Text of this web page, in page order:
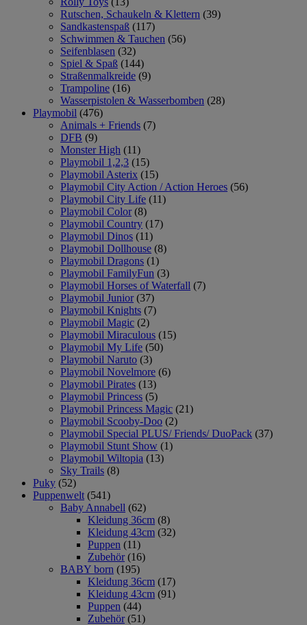
Rutschen, Schaukeln & Klettern (39)
Sandkastenspaß (117)
Schwimmen & Tauchen (56)
Seifenblasen (32)
Spiel & Spaß (144)
Straßenmalkreide (9)
Trampoline (16)
Wasserpistolen & Wasserbomben (28)
Playmobil (476)
Animals + Friends (7)
DFB (9)
Monster High (11)
Playmobil 1,2,3 (15)
Playmobil Asterix (15)
Playmobil City Action / Action Heroes (56)
Playmobil City Life (11)
Playmobil Color (8)
Playmobil Country (17)
Playmobil Dinos (11)
Playmobil Dollhouse (8)
Playmobil Dragons (1)
Playmobil FamilyFun (3)
Playmobil Horses of Waterfall (7)
Playmobil Junior (37)
Playmobil Knights (7)
Playmobil Magic (2)
Playmobil Miraculous (15)
Playmobil My Life (50)
Playmobil Naruto (3)
Playmobil Novelmore (6)
Playmobil Pirates (13)
Playmobil Princess (5)
Playmobil Princess Magic (21)
Playmobil Scooby-Doo (2)
Playmobil Special PLUS/ Friends/ DuoPack (37)
Playmobil Stunt Show (1)
Playmobil Wiltopia (13)
Sky Trails (8)
Puky (52)
Puppenwelt (541)
Baby Annabell (62)
Kleidung 36cm (8)
Kleidung 43cm (32)
Puppen (11)
Zubehör (16)
BABY born (195)
Kleidung 36cm (17)
Kleidung 43cm (91)
Puppen (44)
Zubehör (51)